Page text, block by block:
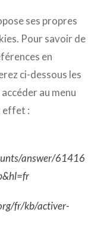
ses propres
Pour savoir de
en
ci-dessous les
au menu
effet :
answer/61416
fr/kb/activer-